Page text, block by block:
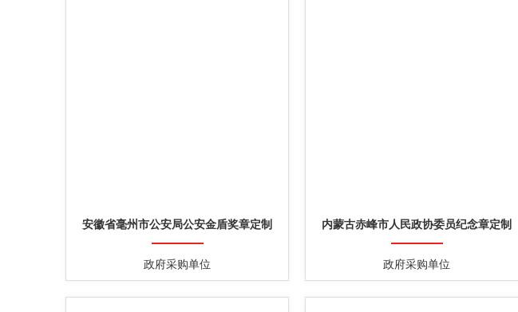
安徽省毫州市公安局公安金盾奖章定制
政府采购单位
内蒙古赤峰市人民政协委员纪念章定制
政府采购单位